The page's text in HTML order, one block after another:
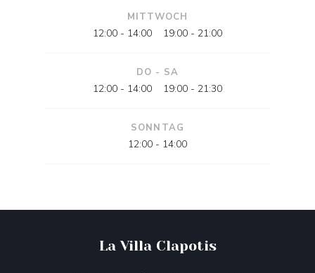
MITTWOCH
12:00 - 14:00 19:00 - 21:00
DO - SA
12:00 - 14:00 19:00 - 21:30
SONNTAG
12:00 - 14:00
La Villa Clapotis